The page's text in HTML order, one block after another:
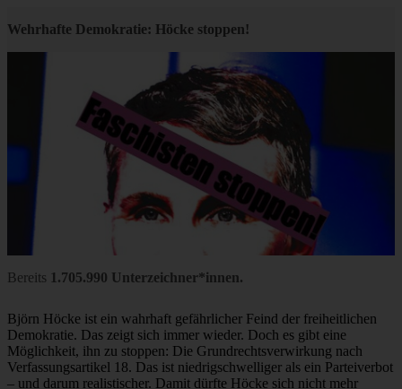
Wehrhafte Demokratie: Höcke stoppen!
Bereits 1.705.990 Unterzeichner*innen.
Björn Höcke ist ein wahrhaft gefährlicher Feind der freiheitlichen
Demokratie. Das zeigt sich immer wieder. Doch es gibt eine
Möglichkeit, ihn zu stoppen: Die Grundrechtsverwirkung nach
Verfassungsartikel 18. Das ist niedrigschwelliger als ein Parteiverbot
– und darum realistischer. Damit dürfte Höcke sich nicht mehr